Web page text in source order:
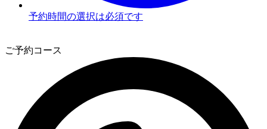
予約時間の選択は必須です
ご予約コース